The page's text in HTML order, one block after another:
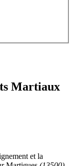
Martiaux
et la